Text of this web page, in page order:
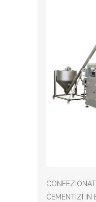
CEMENTIZI IN